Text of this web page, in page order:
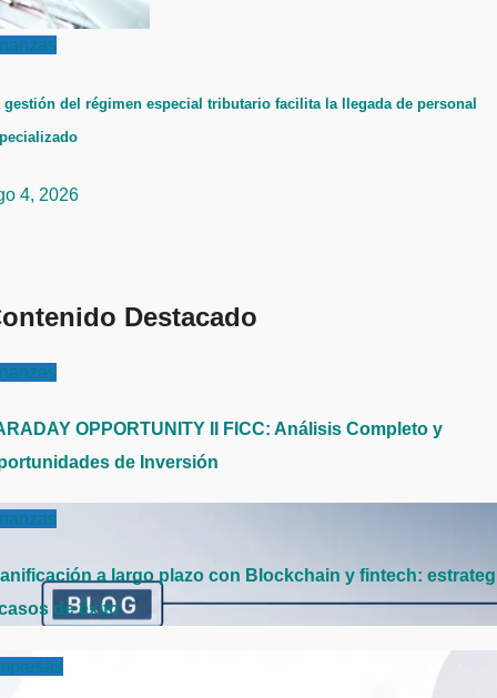
gestión del régimen especial tributario facilita la llegada de personal
4, 2026
Destacado
OPPORTUNITY II FICC: Análisis Completo y
de Inversión
a largo plazo con Blockchain y fintech:
de éxito